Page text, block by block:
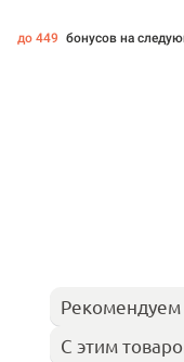
до 449 бонусов на
С этим